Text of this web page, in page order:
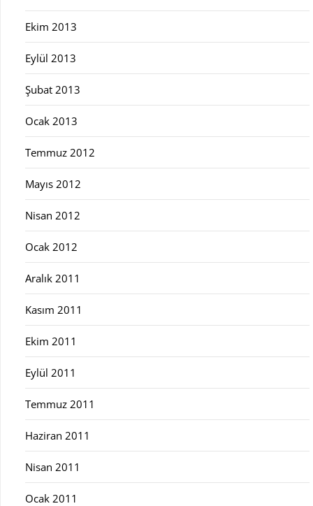
Ekim 2013
Eylül 2013
Şubat 2013
Ocak 2013
Temmuz 2012
Mayıs 2012
Nisan 2012
Ocak 2012
Aralık 2011
Kasım 2011
Ekim 2011
Eylül 2011
Temmuz 2011
Haziran 2011
Nisan 2011
Ocak 2011